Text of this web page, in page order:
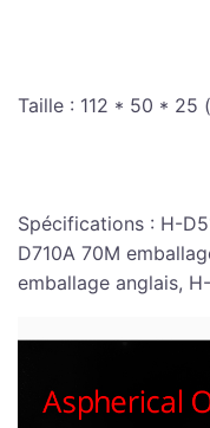
Taille : 112 * 50 * 25
Spécifications : H-
D710A 70M
emballage anglais,